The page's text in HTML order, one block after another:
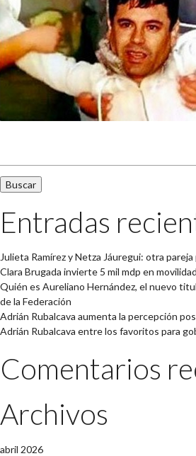
Entradas
Julieta Ramírez y Netza Jáuregui: otra
Clara Brugada invierte 5 mil mdp en
Quién es Aureliano Hernández, el nuevo
de la Federación
Adrián Rubalcava aumenta la percepción
Adrián Rubalcava entre los favoritos para
Comentarios
Archivos
abril 2026